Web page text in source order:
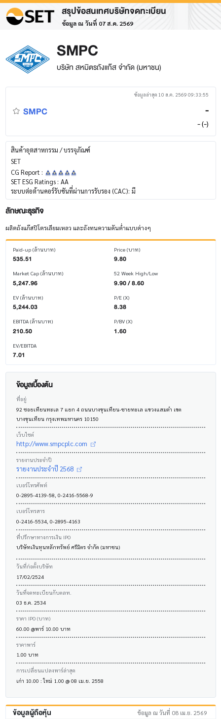
สรุปข้อสนเทศบริษัทจดทะเบียน
ข้อมูล ณ วันที่ 07 ส.ค. 2569
SMPC
บริษัท สหมิตรถังแก๊ส จำกัด (มหาชน)
ข้อมูลล่าสุด 10 ส.ค. 2569 09:33:55
SMPC -
- (-)
สินค้าอุตสาหกรรม / บรรจุภัณฑ์
SET
CG Report :
SET ESG Ratings : AA
ระบบต่อต้านคอร์รับชันที่ผ่านการรับรอง (CAC): มี
ลักษณะธุรกิจ
ผลิตถังแก๊สปิโตรเลียมเหลว และถังทนความดันต่ำแบบต่างๆ
Paid-up (ล้านบาท)
535.51
Market Cap (ล้านบาท)
5,247.96
EV (ล้านบาท)
5,244.03
EBITDA (ล้านบาท)
210.50
EV/EBITDA
7.01
Price (บาท)
9.80
52 Week High/Low
9.90 / 8.60
P/E (X)
8.38
P/BV (X)
1.60
ข้อมูลเบื้องต้น
ที่อยู่
92 ซอยเทียนทะเล 7 แยก 4 ถนนบางขุนเทียน-ชายทะเล แขวงแสมดำ เขต
บางขุนเทียน กรุงเทพมหานคร 10150
เว็บไซต์
http://www.smpcplc.com
รายงานประจำปี
รายงานประจำปี 2568
เบอร์โทรศัพท์
0-2895-4139-58, 0-2416-5568-9
เบอร์โทรสาร
0-2416-5534, 0-2895-4163
ที่ปรึกษาทางการเงิน IPO
บริษัทเงินทุนหลักทรัพย์ ศรีมิตร จำกัด (มหาชน)
วันที่ก่อตั้งบริษัท
17/02/2524
วันที่จดทะเบียนกับตลท.
03 ธ.ค. 2534
ราคา IPO (บาท)
60.00 @พาร์ 10.00 บาท
ราคาพาร์
1.00 บาท
การเปลี่ยนแปลงพาร์ล่าสุด
เก่า 10.00 : ใหม่ 1.00 @ 08 เม.ย. 2558
ข้อมูลผู้ถือหุ้น ข้อมูล ณ วันที่ 08 เม.ย. 2569